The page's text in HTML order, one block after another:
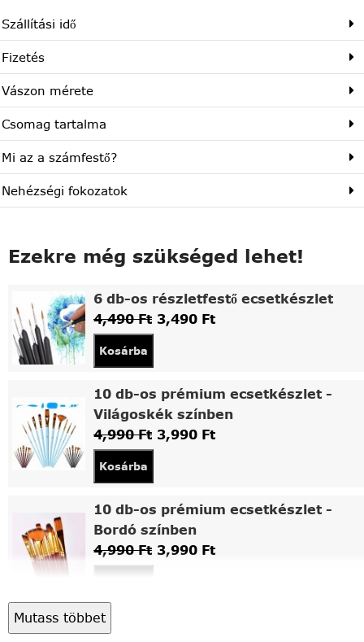
Szállítási idő
Fizetés
Vászon mérete
Csomag tartalma
Mi az a számfestő?
Nehézségi fokozatok
Ezekre még szükséged lehet!
6 db-os részletfestő ecsetkészlet
4,490Ft 3,490 Ft
Kosárba
10 db-os prémium ecsetkészlet -
Világoskék színben
4,990Ft 3,990 Ft
Kosárba
10 db-os prémium ecsetkészlet -
Bordó színben
4,990Ft 3,990 Ft
Asztali fa festőállvány
Mutass többet